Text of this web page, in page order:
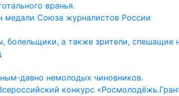
вранья.
медали Союза журналистов России
болельщики, а также зрители,
давно немолодых чиновников.
конкурс